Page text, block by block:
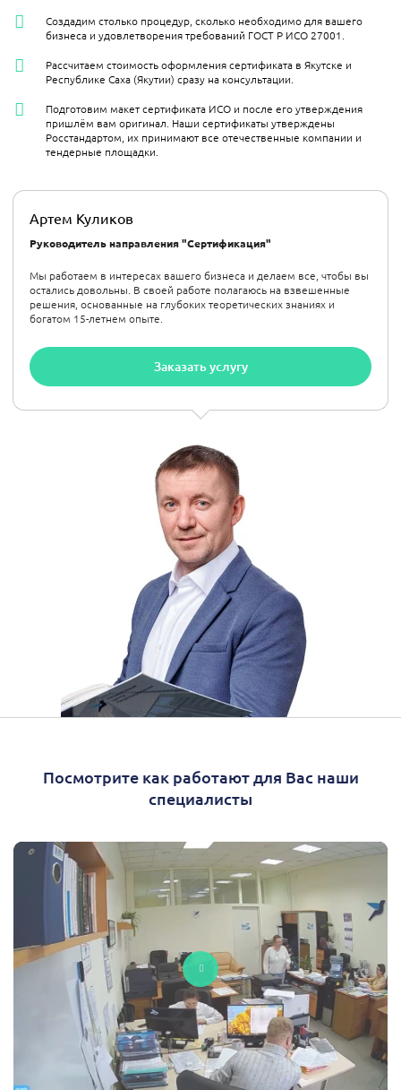
Артем Куликов
Руководитель направления "Сертификация"
Мы работаем в интересах вашего бизнеса и делаем все, чтобы вы
остались довольны. В своей работе полагаюсь на взвешенные
решения, основанные на глубоких теоретических знаниях и
богатом 15-летнем опыте.
Заказать услугу
Создадим столько процедур, сколько необходимо для вашего
бизнеса и удовлетворения требований ГОСТ Р ИСО 27001.
Рассчитаем стоимость оформления сертификата в Якутске и
Республике Саха (Якутии) сразу на консультации.
Подготовим макет сертификата ИСО и после его утверждения
пришлём вам оригинал. Наши сертификаты утверждены
Росстандартом, их принимают все отечественные компании и
тендерные площадки.
Посмотрите как работают для Вас наши
специалисты